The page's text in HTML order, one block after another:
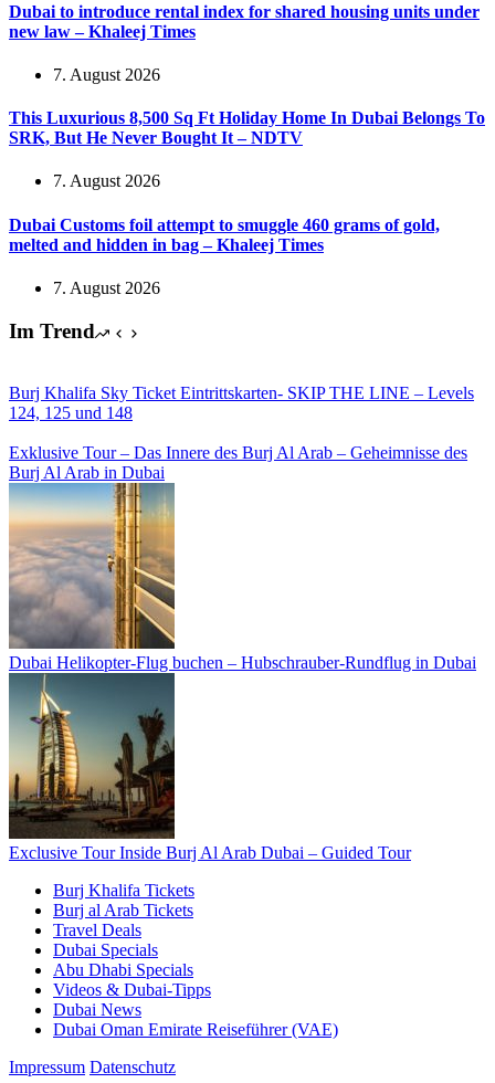
Dubai to introduce rental index for shared housing units under
new law – Khaleej Times
7. August 2026
This Luxurious 8,500 Sq Ft Holiday Home In Dubai Belongs To
SRK, But He Never Bought It – NDTV
7. August 2026
Dubai Customs foil attempt to smuggle 460 grams of gold,
melted and hidden in bag – Khaleej Times
7. August 2026
Im Trend
Burj Khalifa Sky Ticket Eintrittskarten- SKIP THE LINE – Levels
124, 125 und 148
Exklusive Tour – Das Innere des Burj Al Arab – Geheimnisse des
Burj Al Arab in Dubai
Dubai Helikopter-Flug buchen – Hubschrauber-Rundflug in Dubai
Exclusive Tour Inside Burj Al Arab Dubai – Guided Tour
Burj Khalifa Tickets
Burj al Arab Tickets
Travel Deals
Dubai Specials
Abu Dhabi Specials
Videos & Dubai-Tipps
Dubai News
Dubai Oman Emirate Reiseführer (VAE)
Impressum Datenschutz